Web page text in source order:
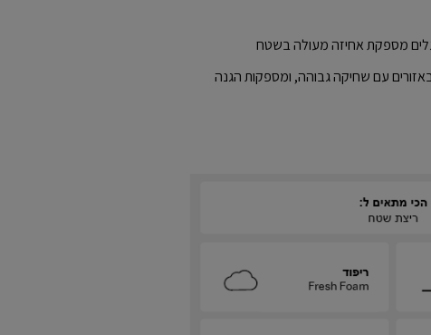
מספקת אחיזה מעולה בשטח
עם שחיקה גבוהה, ומספקות הגנה